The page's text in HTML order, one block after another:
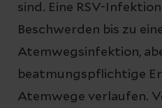
sind. Eine RSV-
Beschwerden bis zu
Atemwegsinfektion,
beatmungspflichtige
Atemwege verlaufen.